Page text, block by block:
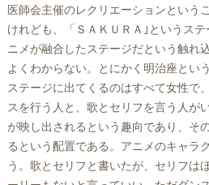
医師会主催のレクリエーションという
けれども、「ＳＡＫＵＲＡ｣というス
ニメが融合したステージだという触れ
よくわからない。とにかく明治座とい
ステージに出てくるのはすべて女性で
スを行う人と、歌とセリフを言う人が
が映し出されるという趣向であり、そ
るという配置である。アニメのキャラ
う。歌とセリフと書いたが、セリフは